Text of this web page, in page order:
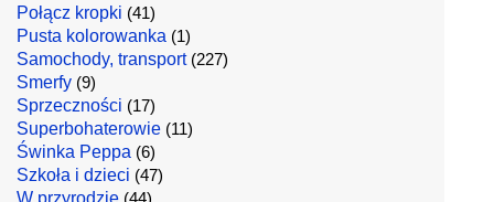
Połącz kropki (41)
Pusta kolorowanka (1)
Samochody, transport(227)
Smerfy (9)
Sprzeczności (17)
Superbohaterowie (11)
Świnka Peppa (6)
Szkoła i dzieci (47)
W przyrodzie (44)